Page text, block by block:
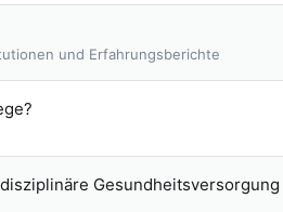
und Erfahrungsberichte
Gesundheitsversorgung